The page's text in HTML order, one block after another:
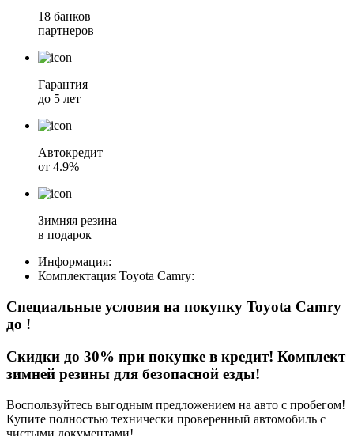
18 банков
партнеров
Гарантия
до 5 лет
Автокредит
от 4.9%
Зимняя резина
в подарок
Информация:
Комплектация Toyota Camry:
Специальные условия на покупку Toyota Camry
до !
Скидки до 30% при покупке в кредит! Комплект
зимней резины для безопасной езды!
Воспользуйтесь выгодным предложением на авто с пробегом!
Купите полностью технически проверенный автомобиль с
чистыми документами!